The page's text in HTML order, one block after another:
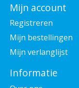
Mijn account
Registreren
Mijn bestellingen
Mijn verlanglijst
Informatie